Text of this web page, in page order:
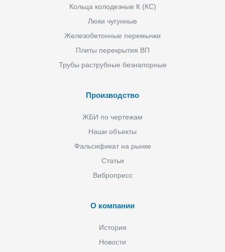
Кольца колодезные К (КС)
Люки чугунные
Железобетонные перемычки
Плиты перекрытия ВП
Трубы раструбные безнапорные
Производство
ЖБИ по чертежам
Наши объекты
Фальсификат на рынке
Статьи
Вибропресс
О компании
История
Новости